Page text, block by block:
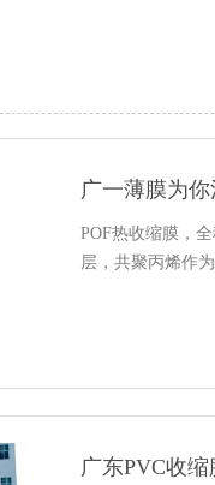
广一薄膜为
POF热收缩膜，
层，共聚丙烯作
广东PVC收